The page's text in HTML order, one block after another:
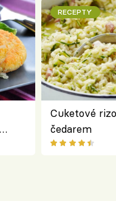
RECEPTY
Cuketové
čedarem